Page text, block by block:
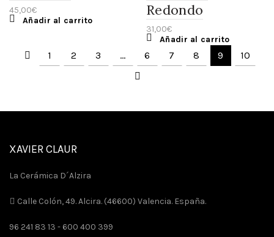
45,00€
Añadir al carrito
Redondo
31,00€
Añadir al carrito
1 2 3 … 6 7 8 9 10
XAVIER CLAUR
La Cerámica D´Alzira
Calle Colón, 49. Alcira. (46600) Valencia. España.
96 241 83 13 - 600 400 399